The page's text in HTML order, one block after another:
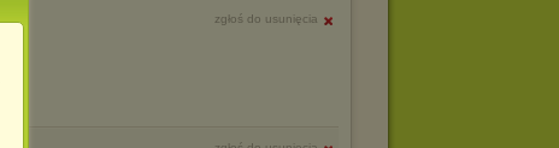
zgłoś do usunięcia